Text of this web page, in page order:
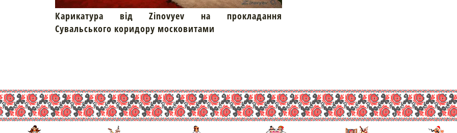
Карикатура від Zinovyev на прокладання
Сувальського коридору московитами